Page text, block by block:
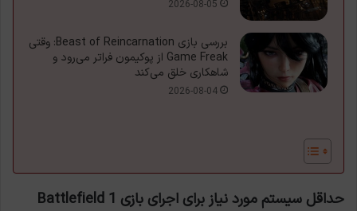
2026-08-05
بررسی بازی Beast of Reincarnation: وقتی
Game Freak از پوکیمون فراتر می‌رود و
شاهکاری خلق می‌کند
2026-08-04
حداقل سیستم مورد نیاز برای اجرای بازی Battlefield 1